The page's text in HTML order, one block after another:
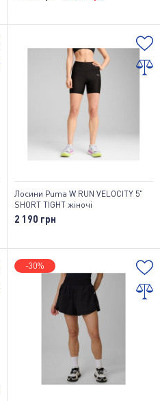
Лосини Puma W RUN VELOCITY 5"
SHORT TIGHT жіночі
2 190 грн
-30%